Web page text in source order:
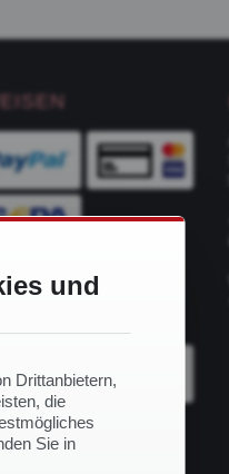
und
Drittanbietern,
die
Sie in